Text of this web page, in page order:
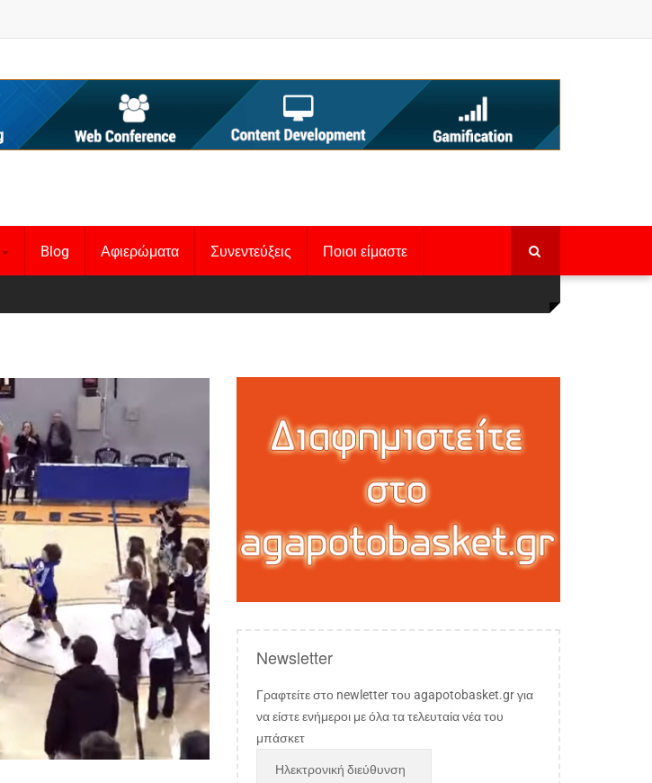
Blog Αφιερώματα Συνεντεύξεις Ποιοι είμαστε
Newsletter
Γραφτείτε στο newletter του agapotobasket.gr για
να είστε ενήμεροι με όλα τα τελευταία νέα του
μπάσκετ